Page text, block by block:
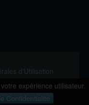
expérience utilisateur.
Confidentialité
d'Utilisation
Contact
Version 1.27